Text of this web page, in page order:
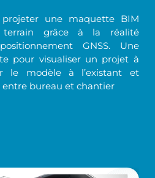
une maquette BIM
grâce à la réalité
GNSS. Une
pour visualiser un projet à
le modèle à l’existant et
bureau et chantier